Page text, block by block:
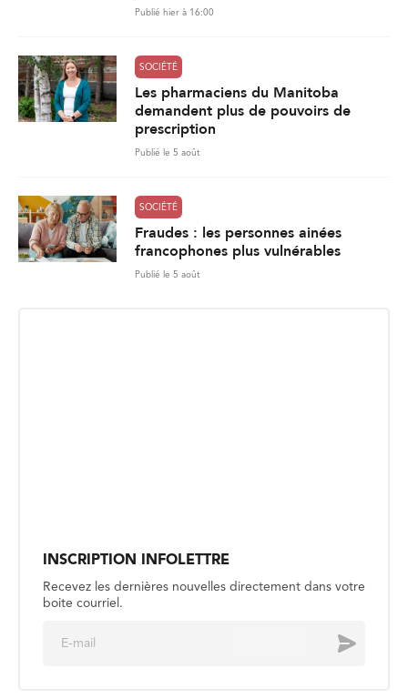
Publié hier à 16:00
SOCIÉTÉ
Les pharmaciens du Manitoba
demandent plus de pouvoirs de
prescription
Publié le 5 août
SOCIÉTÉ
Fraudes : les personnes ainées
francophones plus vulnérables
Publié le 5 août
l
recherche les descendants de ses